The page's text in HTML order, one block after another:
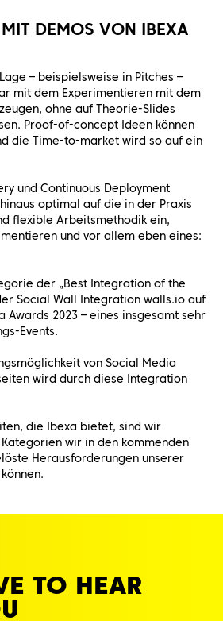
DEMOS VON IBEXA
– beispielsweise in Pitches –
mit dem Experimentieren mit dem
ohne auf Theorie-Slides
Proof-of-concept Ideen können
die Time-to-market wird so auf ein
und Continuous Deployment
optimal auf die in der Praxis
flexible Arbeitsmethodik ein,
und vor allem eben eines:
der „Best Integration of the
Social Wall Integration walls.io auf
Awards 2023 – eines insgesamt sehr
Events.
von Social Media
wird durch diese Integration
die Ibexa bietet, sind wir
wir in den kommenden
Herausforderungen unserer
TO HEAR